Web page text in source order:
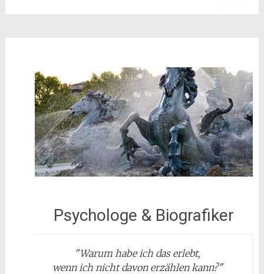
Psychologe & Biografiker
"Warum habe ich das erlebt,
wenn ich nicht davon erzählen kann?"